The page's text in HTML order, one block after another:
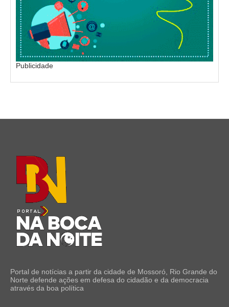
Publicidade
Portal de notícias a partir da cidade de Mossoró, Rio Grande do
Norte defende ações em defesa do cidadão e da democracia
através da boa política